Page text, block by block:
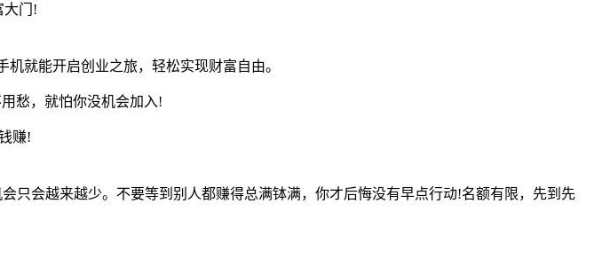
大门!
就能开启创业之旅，轻松实现财富自由。
愁，就怕你没机会加入!
赚!
只会越来越少。不要等到别人都赚得总满钵满，你才后悔没有早点行动!名额有限，先到先